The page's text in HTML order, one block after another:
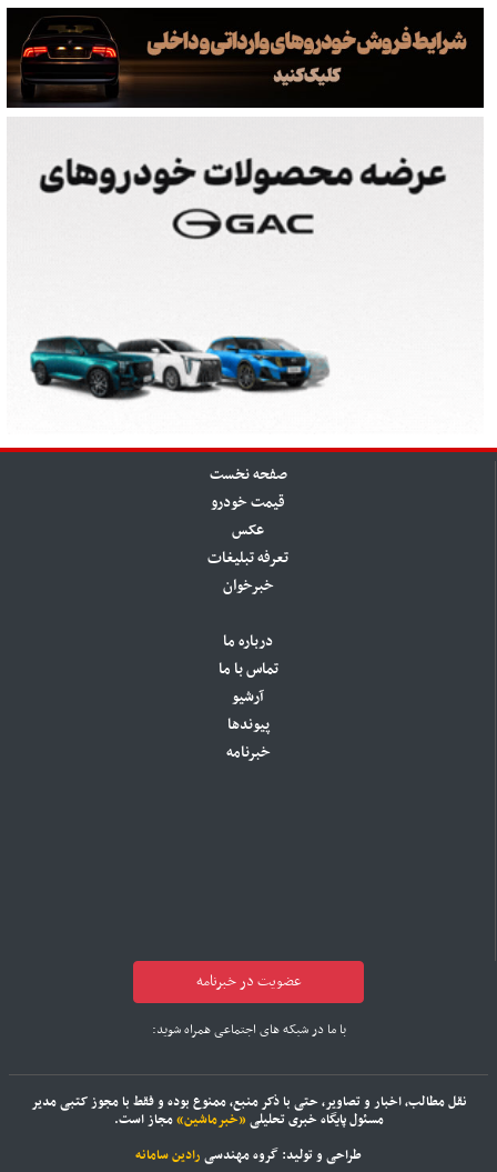
صفحه نخست
قیمت خودرو
عکس
تعرفه تبلیغات
خبرخوان
درباره ما
تماس با ما
آرشیو
پیوندها
خبرنامه
عضویت در خبرنامه
با ما در شبکه های اجتماعی همراه شوید:
نقل مطالب، اخبار و تصاویر، حتی با ذکر منبع، ممنوع بوده و فقط با مجوز کتبی مدیر
مسئول پایگاه خبری تحلیلی «خبرماشین»مجاز است.
طراحی و تولید: گروه مهندسی رادین سامانه